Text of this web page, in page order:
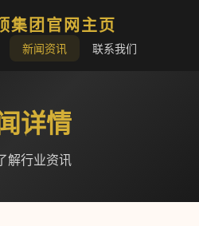
团官网主页
新闻资讯 联系我们
详情
解行业资讯